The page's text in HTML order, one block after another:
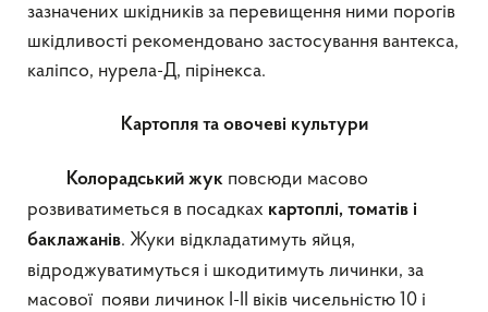
зазначених шкідників за перевищення ними порогів
шкідливості рекомендовано застосування вантекса,
каліпсо, нурела-Д, пірінекса.
Картопля та овочеві культури
Колорадський жук повсюди масово
розвиватиметься в посадках картоплі, томатів і
баклажанів. Жуки відкладатимуть яйця,
відроджуватимуться і шкодитимуть личинки, за
масової появи личинок I-II віків чисельністю 10 і